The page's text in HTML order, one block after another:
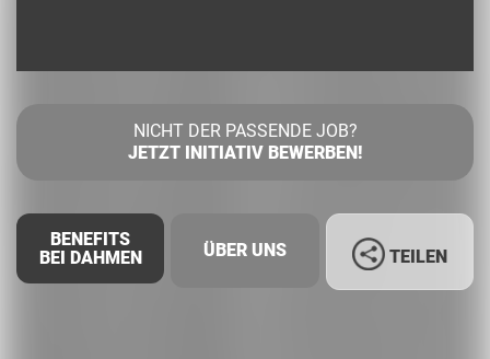
NICHT DER PASSENDE JOB?
JETZT INITIATIV BEWERBEN!
BENEFITS
BEI DAHMEN
ÜBER UNS TEILEN